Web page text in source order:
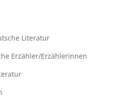
Literatur
Erzähler/Erzählerinnen